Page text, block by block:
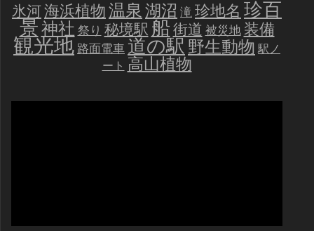
氷河海浜植物温泉湖沼 滝珍地名 珍百
景神社 祭り 秘境駅船街道 被災地 装備
観光地 路面電車道の駅野生動物 駅ノ
ート 高山植物